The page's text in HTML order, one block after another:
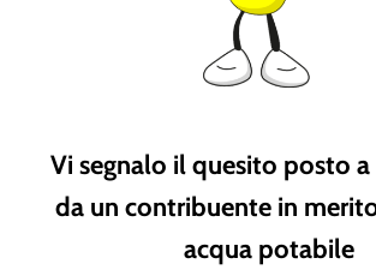
Vi segnalo il quesito posto a
da un contribuente in
acqua potabile